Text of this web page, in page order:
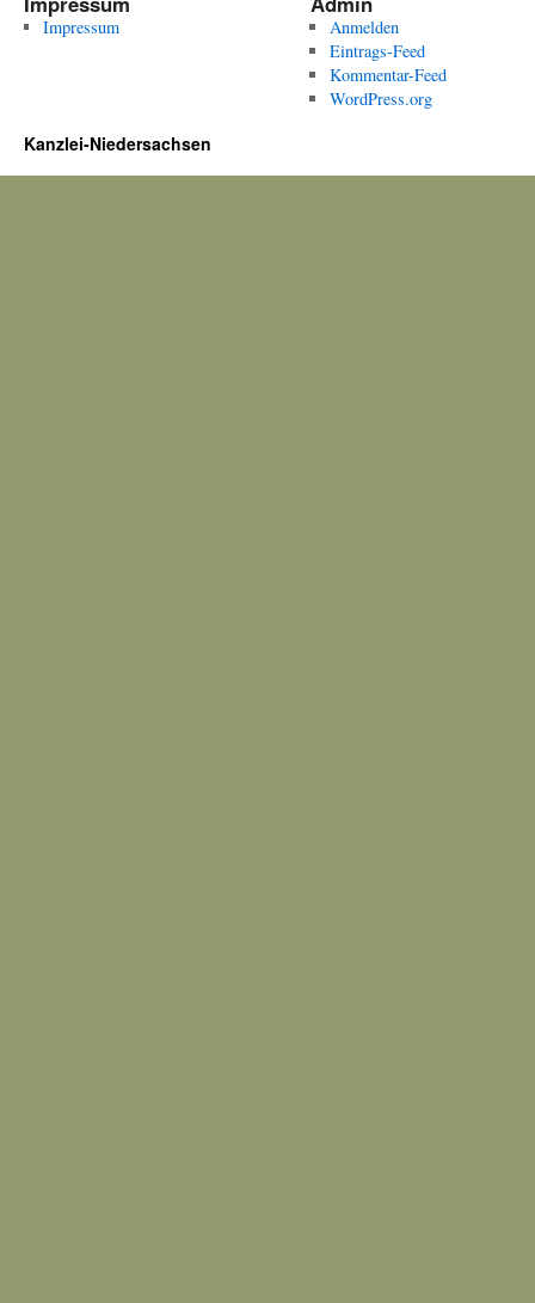
Impressum
Anmelden
Eintrags-Feed
Kommentar-Feed
WordPress.org
Kanzlei-Niedersachsen